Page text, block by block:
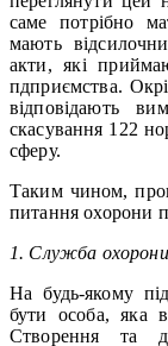
саме потрібно
мають
акти, які
пдприємства.
відповідають
скасування 122
сферу.
Таким чином,
питання охорони
1. Служба охорони
На будь-якому
бути особа, яка
Створення та